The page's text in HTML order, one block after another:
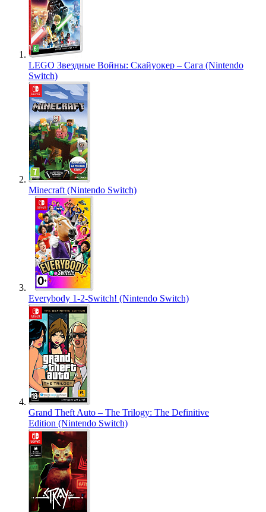
LEGO Звездные Войны: Скайуокер – Сага (Nintendo
Switch)
Minecraft (Nintendo Switch)
Everybody 1-2-Switch! (Nintendo Switch)
Grand Theft Auto – The Trilogy: The Definitive
Edition (Nintendo Switch)